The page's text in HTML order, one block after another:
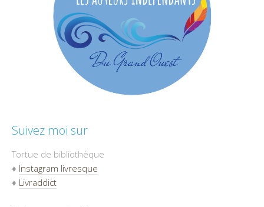
Suivez moi sur
Tortue de bibliothèque
♦ Instagram livresque
♦ Livraddict